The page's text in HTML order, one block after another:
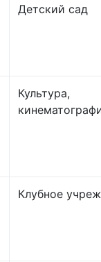
Детский сад
Культура,
Клубное